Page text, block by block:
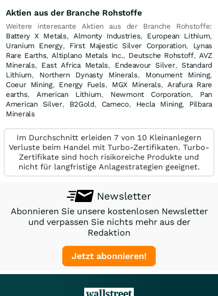
Aktien aus der Branche Rohstoffe
Weitere interesante Aktien aus der Branche Rohstoffe:
Battery X Metals, Almonty Industries, European Lithium,
Uranium Energy, First Majestic Silver Corporation, Lynas
Rare Earths,Altiplano Metals Inc., Deutsche Rohstoff, AVZ
Minerals, East Africa Metals, Endeavour Silver, Standard
Lithium, Northern Dynasty Minerals, Monument Mining,
Coeur Mining, Energy Fuels, MGX Minerals,Arafura Rare
earths,American Lithium, Newmont Corporation, Pan
American Silver, B2Gold, Cameco, Hecla Mining, Pilbara
Minerals
Im Durchschnitt erleiden 7 von 10 Kleinanlegern
Verluste beim Handel mit Turbo-Zertifikaten. Turbo-
Zertifikate sind hoch risikoreiche Produkte und
nicht für langfristige Anlagestrategien geeignet.
Newsletter
Abonnieren Sie unsere kostenlosen Newsletter
und verpassen Sie nichts mehr aus der
Redaktion
Jetzt abonnieren!